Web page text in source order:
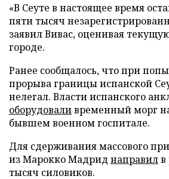
«В Сеуте в настоящее время
пяти тысяч
заявил Вивас, оценивая
городе.
Ранее сообщалось, что при
прорыва границы испанской
нелегал. Власти испанского
оборудоваливременный морг
бывшем военном госпитале.
Для сдерживания массового
из Марокко Мадрид направилв
тысяч силовиков.